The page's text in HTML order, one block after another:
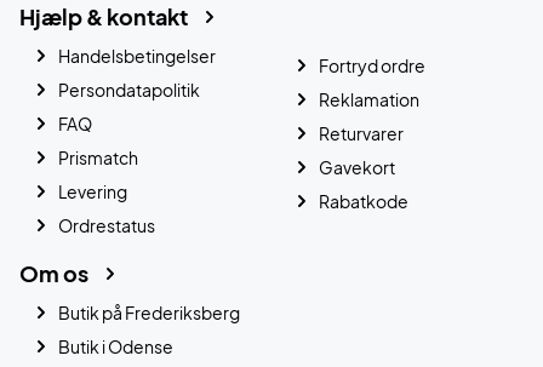
Hjælp & kontakt
Handelsbetingelser
Persondatapolitik
FAQ
Prismatch
Levering
Ordrestatus
Fortryd ordre
Reklamation
Returvarer
Gavekort
Rabatkode
Om os
Butik på Frederiksberg
Butik i Odense